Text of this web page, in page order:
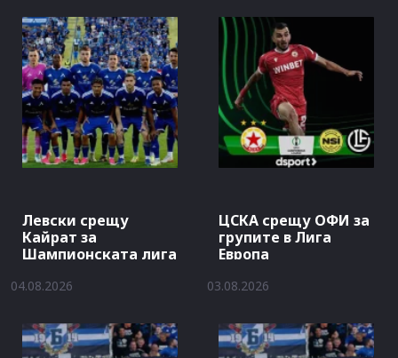
Левски срещу
Кайрат за
Шампионската лига
04.08.2026
ЦСКА срещу ОФИ за
групите в Лига
Европа
03.08.2026